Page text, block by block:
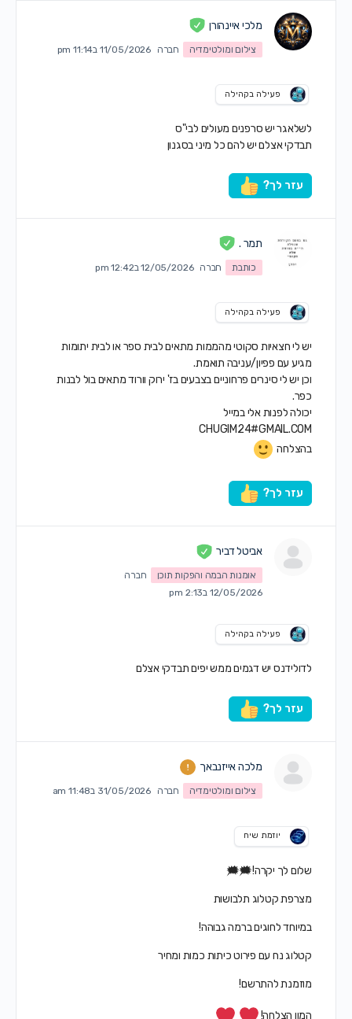
מלכי איינהורן
צילום ומולטימדיה חברה 11/05/2026 ב11:14 pm
פעילה בקהילה
לשלאגר יש סרפנים מעולים לבי"ס
תבדקי אצלם יש להם כל מיני בסגנון
עזר לך?
תמר .
כותבת חברה 12/05/2026 ב12:42 pm
פעילה בקהילה
יש לי חצאיות סקוטי מהממות מתאים לבית ספר או לבית יתומות
מגיע עם פפיון/עניבה תואמת.
וכן יש לי סינרים פרחוניים בצבעים בז' ירוק וורוד מתאים בול לבנות
כפר.
יכולה לפנות אלי במייל
CHUGIM24#GMAIL.COM
בהצלחה
עזר לך?
אביטל דביר
אומנות הבמה והפקות תוכן
חברה
12/05/2026 ב2:13 pm
פעילה בקהילה
לדולידנס יש דגמים ממש יפים תבדקי אצלם
עזר לך?
מלכה אייזנבאך
צילום ומולטימדיה חברה 31/05/2026 ב11:48 am
יוזמת שיח
שלום לך יקרה!🗯🗯
מצרפת קטלוג תלבושות
במיוחד לחוגים ברמה גבוהה!
קטלוג נח עם פירוט כיתות כמות ומחיר
מוזמנת להתרשם!
המון הצלחה!